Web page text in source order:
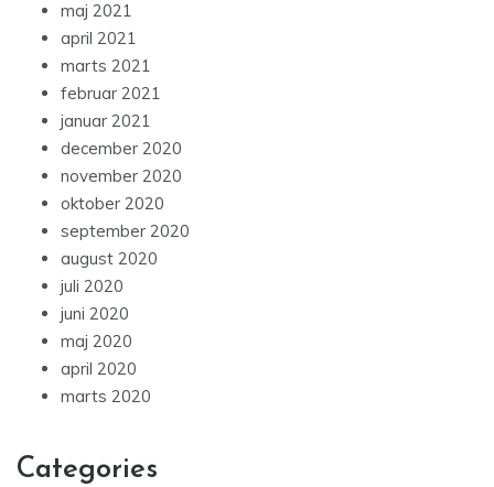
maj 2021
april 2021
marts 2021
februar 2021
januar 2021
december 2020
november 2020
oktober 2020
september 2020
august 2020
juli 2020
juni 2020
maj 2020
april 2020
marts 2020
Categories